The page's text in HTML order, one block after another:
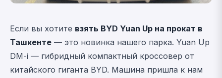
Если вы хотите взять BYD Yuan Up на прокат в
Ташкенте — это новинка нашего парка. Yuan Up
DM-i — гибридный компактный кроссовер от
китайского гиганта BYD. Машина пришла к нам